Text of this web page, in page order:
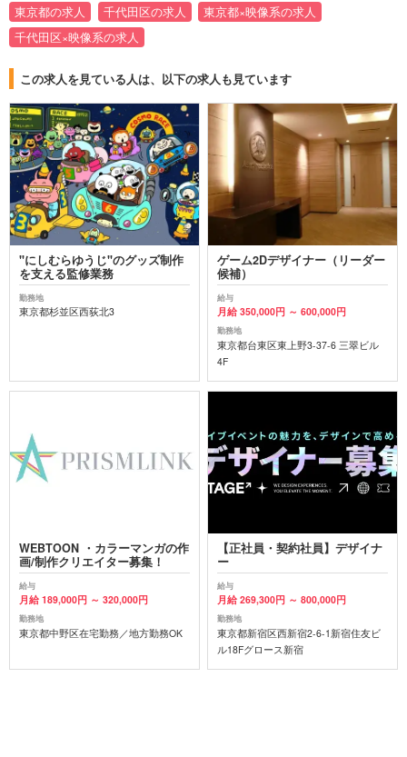
東京都の求人 千代田区の求人
東京都×映像系の求人
千代田区×映像系の求人
この求人を見ている人は、以下の求人も見ています
"にしむらゆうじ"のグッズ制作
を支える監修業務
勤務地
東京都杉並区西荻北3
ゲーム2Dデザイナー（リーダー
候補）
給与
月給 350,000円 ～ 600,000円
勤務地
東京都台東区東上野3-37-6 三翠ビル
4F
WEBTOON ・カラーマンガの作
画/制作クリエイター募集！
給与
月給 189,000円 ～ 320,000円
勤務地
東京都中野区在宅勤務／地方勤務OK
【正社員・契約社員】デザイナ
ー
給与
月給 269,300円 ～ 800,000円
勤務地
東京都新宿区西新宿2-6-1新宿住友ビ
ル18Fグロース新宿